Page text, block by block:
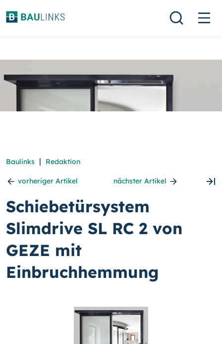
Baulinks | Redaktion
vorheriger Artikel nächster Artikel
Schiebetürsystem
Slimdrive SL RC 2 von
GEZE mit
Einbruchhemmung